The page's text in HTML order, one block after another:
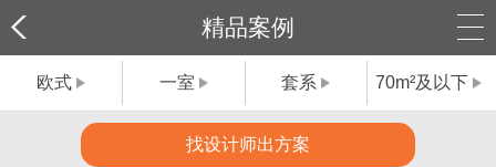
精品案例
欧式 一室 套系 70m²及以下
找设计师出方案